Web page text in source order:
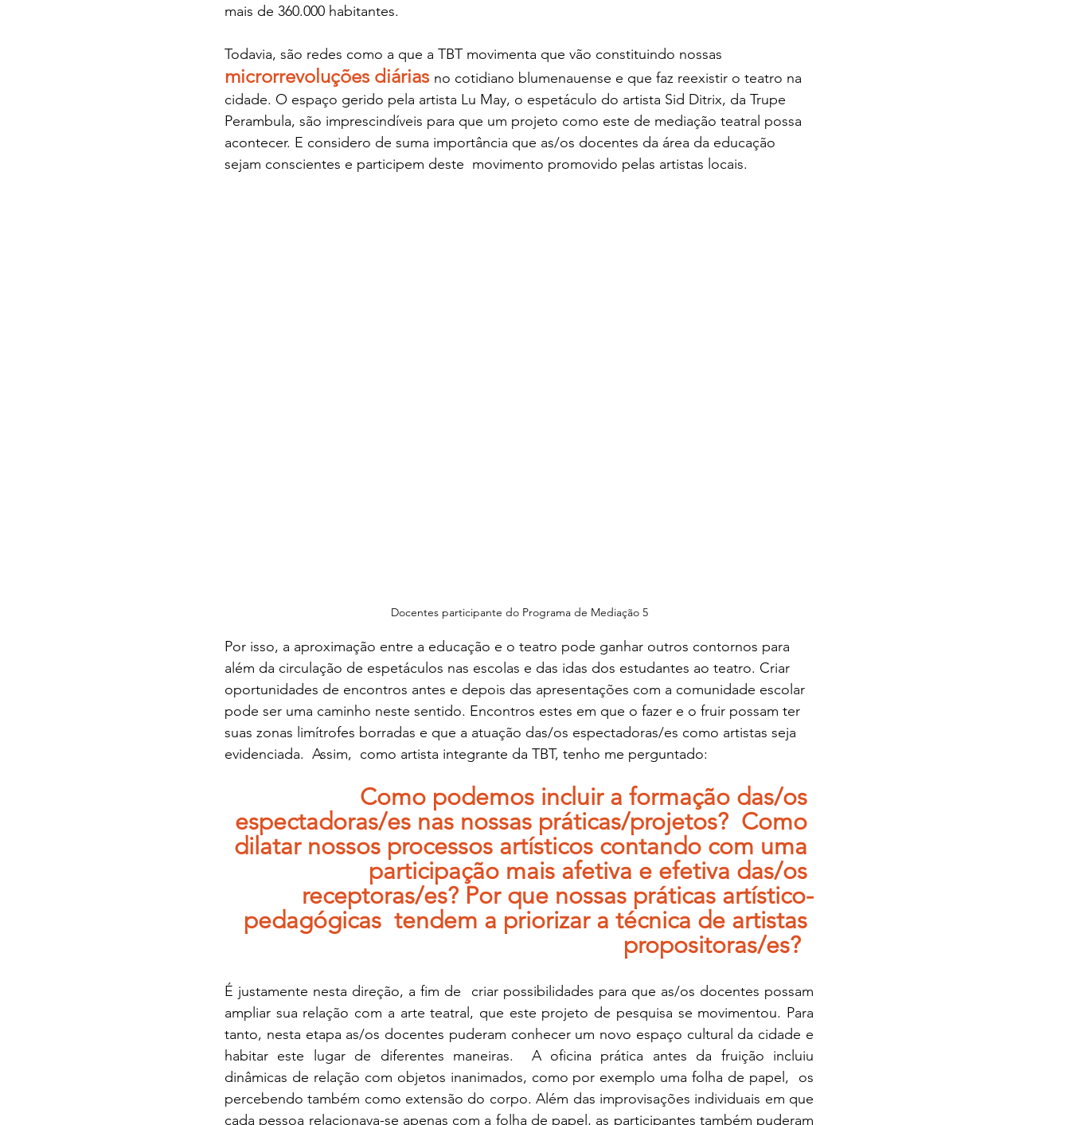
mais de 360.000 habitantes.
Todavia, são redes como a que a TBT movimenta que vão constituindo nossas
microrrevoluções diárias no cotidiano blumenauense e que faz reexistir o teatro na
cidade. O espaço gerido pela artista Lu May, o espetáculo do artista Sid Ditrix, da Trupe
Perambula, são imprescindíveis para que um projeto como este de mediação teatral possa
acontecer. E considero de suma importância que as/os docentes da área da educação
sejam conscientes e participem deste  movimento promovido pelas artistas locais.
Docentes participante do Programa de Mediação 5
Por isso, a aproximação entre a educação e o teatro pode ganhar outros contornos para
além da circulação de espetáculos nas escolas e das idas dos estudantes ao teatro. Criar
oportunidades de encontros antes e depois das apresentações com a comunidade escolar
pode ser uma caminho neste sentido. Encontros estes em que o fazer e o fruir possam ter
suas zonas limítrofes borradas e que a atuação das/os espectadoras/es como artistas seja
evidenciada.  Assim,  como artista integrante da TBT, tenho me perguntado:
Como podemos incluir a formação das/os
espectadoras/es nas nossas práticas/projetos?  Como
dilatar nossos processos artísticos contando com uma
participação mais afetiva e efetiva das/os
receptoras/es? Por que nossas práticas artístico-
pedagógicas  tendem a priorizar a técnica de artistas
propositoras/es?
É justamente nesta direção, a fim de  criar possibilidades para que as/os docentes possam
ampliar sua relação com a arte teatral, que este projeto de pesquisa se movimentou. Para
tanto, nesta etapa as/os docentes puderam conhecer um novo espaço cultural da cidade e
habitar este lugar de diferentes maneiras.  A oficina prática antes da fruição incluiu
dinâmicas de relação com objetos inanimados, como por exemplo uma folha de papel,  os
percebendo também como extensão do corpo. Além das improvisações individuais em que
cada pessoa relacionava-se apenas com a folha de papel, as participantes também puderam